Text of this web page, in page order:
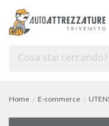
Home E-commerce